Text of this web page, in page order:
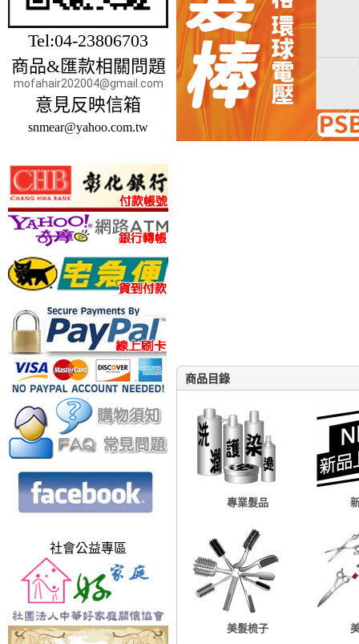
Tel:04-23806703
商品&匯款相關問題
mofahair202004@gmail.com
意見反映信箱
snmear@yahoo.com.tw
社會公益專區
商品目錄
專業髮品
美髮梳子